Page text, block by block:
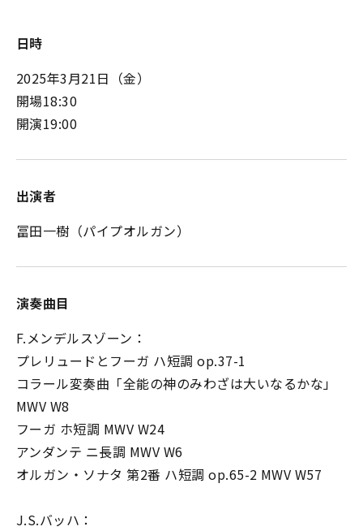
日時
2025年3月21日（金）
開場18:30
開演19:00
出演者
冨田一樹（パイプオルガン）
演奏曲目
F.メンデルスゾーン：
プレリュードとフーガ ハ短調 op.37-1
コラール変奏曲「全能の神のみわざは大いなるかな」
MWV W8
フーガ ホ短調 MWV W24
アンダンテ ニ長調 MWV W6
オルガン・ソナタ 第2番 ハ短調 op.65-2 MWV W57
J.S.バッハ：